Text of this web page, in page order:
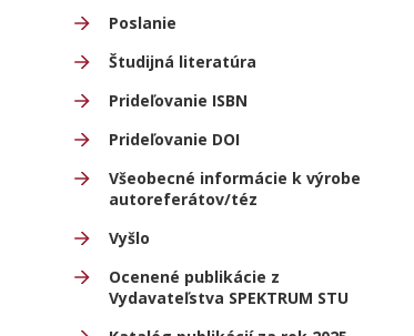
Poslanie
Študijná literatúra
Prideľovanie ISBN
Prideľovanie DOI
Všeobecné informácie k výrobe
autoreferátov/téz
Vyšlo
Ocenené publikácie z
Vydavateľstva SPEKTRUM STU